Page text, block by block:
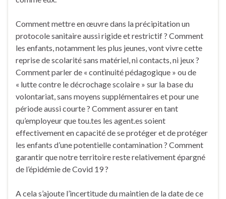
Comment mettre en œuvre dans la précipitation un
protocole sanitaire aussi rigide et restrictif ? Comment
les enfants, notamment les plus jeunes, vont vivre cette
reprise de scolarité sans matériel, ni contacts, ni jeux ?
Comment parler de « continuité pédagogique » ou de
« lutte contre le décrochage scolaire » sur la base du
volontariat, sans moyens supplémentaires et pour une
période aussi courte ? Comment assurer en tant
qu’employeur que tou.tes les agent.es soient
effectivement en capacité de se protéger et de protéger
les enfants d’une potentielle contamination ? Comment
garantir que notre territoire reste relativement épargné
de l’épidémie de Covid 19 ?
A cela s’ajoute l’incertitude du maintien de la date de ce